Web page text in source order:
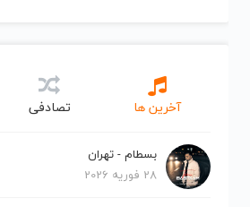
آخرین ها تصادفی
بسطام - تهران
28 فوریه 2026